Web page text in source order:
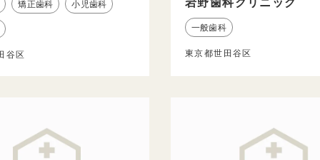
矯正歯科 小児歯科
谷区
一般歯科
東京都世田谷区